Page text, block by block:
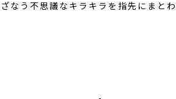
なう不思議なキラキラを指先にまと